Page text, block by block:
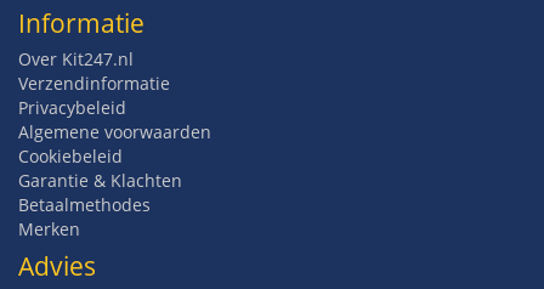
Informatie
Over Kit247.nl
Verzendinformatie
Privacybeleid
Algemene voorwaarden
Cookiebeleid
Garantie & Klachten
Betaalmethodes
Merken
Advies